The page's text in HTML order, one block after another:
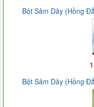
Bột Sâm Dây (Hồng
Bột Sâm Dây (Hồng